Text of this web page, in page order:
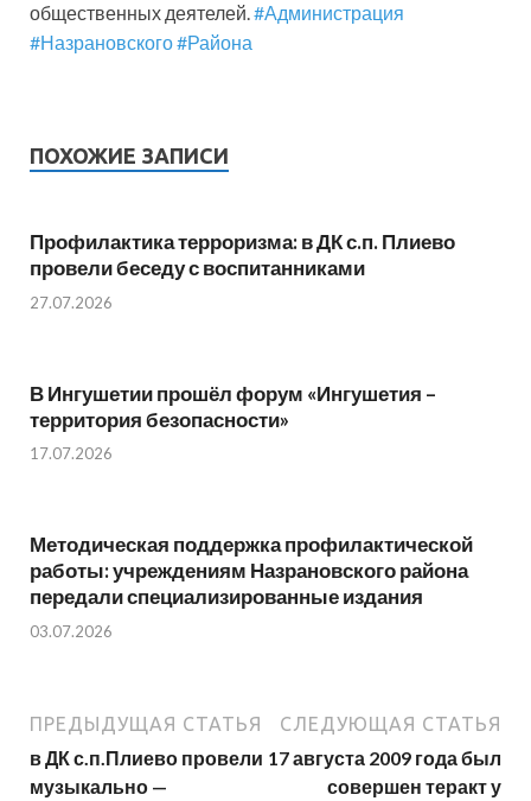
общественных деятелей.#Администрация
#Назрановского#Района
ПОХОЖИЕ ЗАПИСИ
Профилактика терроризма: в ДК с.п. Плиево
провели беседу с воспитанниками
27.07.2026
В Ингушетии прошёл форум «Ингушетия –
территория безопасности»
17.07.2026
Методическая поддержка профилактической
работы: учреждениям Назрановского района
передали специализированные издания
03.07.2026
ПРЕДЫДУЩАЯ СТАТЬЯ
в ДК с.п.Плиево провели
музыкально —
СЛЕДУЮЩАЯ СТАТЬЯ
17 августа 2009 года был
совершен теракт у